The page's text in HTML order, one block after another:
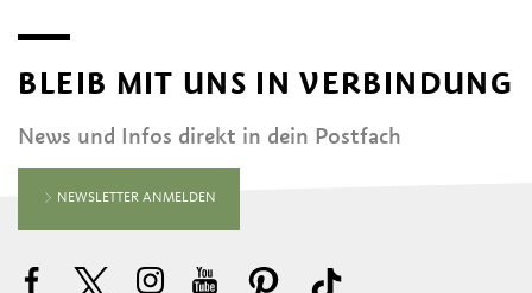
BLEIB MIT UNS IN VERBINDUNG
News und Infos direkt in dein Postfach
NEWSLETTER ANMELDEN